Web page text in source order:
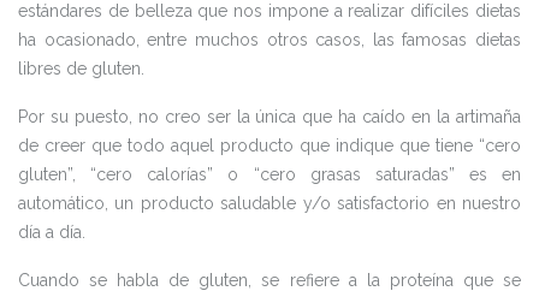
estándares de belleza que nos impone a realizar difíciles dietas
ha ocasionado, entre muchos otros casos, las famosas dietas
libres de gluten.
Por su puesto, no creo ser la única que ha caído en la artimaña
de creer que todo aquel producto que indique que tiene “cero
gluten”, “cero calorías” o “cero grasas saturadas” es en
automático, un producto saludable y/o satisfactorio en nuestro
día a día.
Cuando se habla de gluten, se refiere a la proteína que se